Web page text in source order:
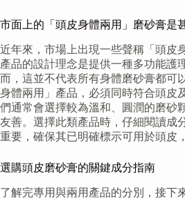
市面上的「頭皮身體兩用」磨砂膏是
近年來，市場上出現一些聲稱「頭皮
產品的設計理念是提供一種多功能護
而，這並不代表所有身體磨砂膏都可
身體兩用」產品，必須同時符合頭皮
們通常會選擇較為溫和、圓潤的磨砂
友善。選擇此類產品時，仔細閱讀成
重要，確保其已明確標示可用於頭皮
選購頭皮磨砂膏的關鍵成分指南
了解完專用與兩用產品的分別，接下